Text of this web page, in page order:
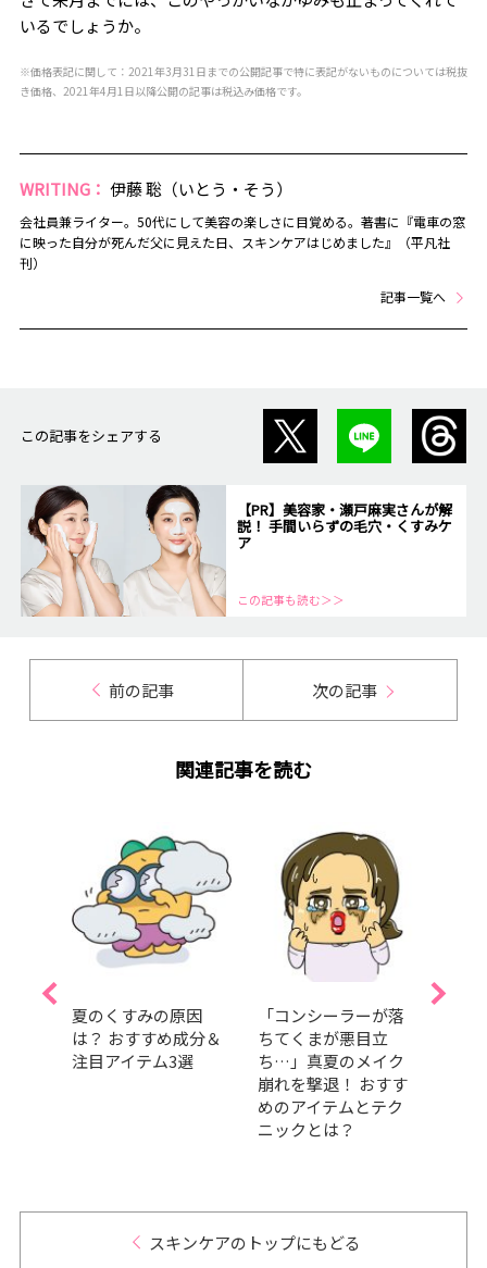
いるでしょうか。
※価格表記に関して：2021年3月31日までの公開記事で特に表記がないものについては税抜
き価格、2021年4月1日以降公開の記事は税込み価格です。
WRITING： 伊藤 聡（いとう・そう）
会社員兼ライター。50代にして美容の楽しさに目覚める。著書に『電車の窓
に映った自分が死んだ父に見えた日、スキンケアはじめました』（平凡社
刊）
記事一覧へ
この記事をシェアする
【PR】美容家・瀬戸麻実さんが解
説！ 手間いらずの毛穴・くすみケ
ア
この記事も読む＞＞
前の記事 次の記事
関連記事を読む
夏のくすみの原因
は？ おすすめ成分＆
注目アイテム3選
「コンシーラーが落
ちてくまが悪目立
ち…」真夏のメイク
崩れを撃退！ おすす
めのアイテムとテク
ニックとは？
スキンケアのトップにもどる